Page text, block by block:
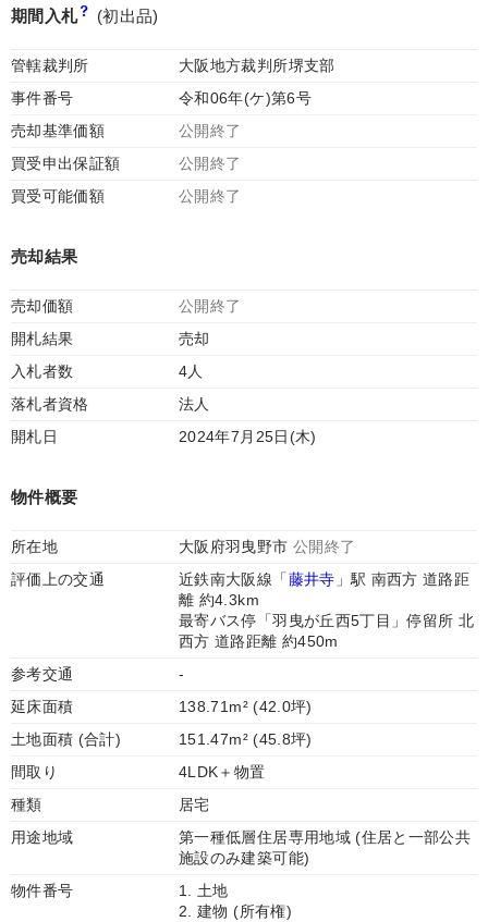
期間入札 (初出品)
管轄裁判所
大阪地方裁判所堺支部
事件番号
令和06年(ケ)第6号
売却基準価額
公開終了
買受申出保証額
公開終了
買受可能価額
公開終了
売却結果
売却価額
公開終了
開札結果
売却
入札者数
4人
落札者資格
法人
開札日
2024年7月25日(木)
物件概要
所在地 大阪府羽曳野市 公開終了
評価上の交通
近鉄南大阪線「藤井寺 」駅 南西方 道路距
離 約4.3km
最寄バス停「羽曳が丘西5丁目」停留所 北
西方 道路距離 約450m
参考交通
-
延床面積
138.71m² (42.0坪)
土地面積 (合計)
151.47m² (45.8坪)
間取り
4LDK＋物置
種類
居宅
用途地域
第一種低層住居専用地域 (住居と一部公共
施設のみ建築可能)
物件番号
1. 土地
2. 建物 (所有権)